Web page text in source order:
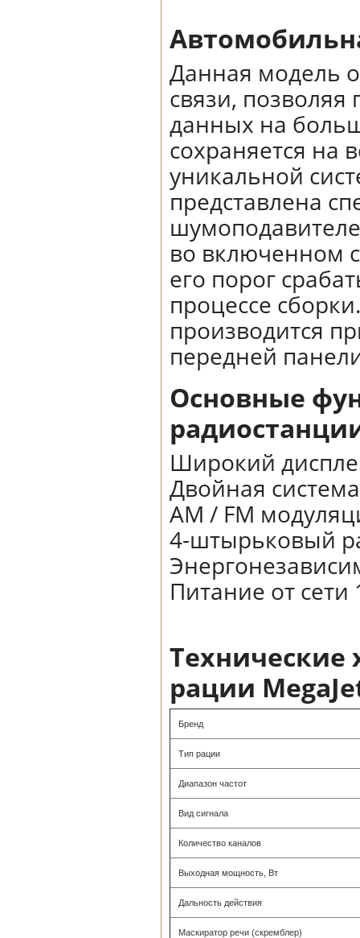
Данная модель
связи,
данных на
сохраняется на
уникальной
представлена
во включенном
его порог
процессе
производится
передней
Основные
Широкий
Двойная
AM / FM
4-штырьковый
Питание от сети
Технические
рации
Бренд
Тип рации
Диапазон частот
Вид сигнала
Количество каналов
Выходная мощность, Вт
Дальность действия
Маскиратор речи (скремблер)